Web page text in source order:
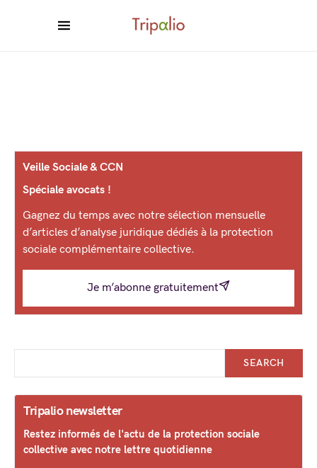
Veille Sociale & CCN
Spéciale avocats !
Gagnez du temps avec notre sélection mensuelle
d’articles d’analyse juridique dédiés à la protection
sociale complémentaire collective.
Je m’abonne gratuitement
SEARCH
Tripalio newsletter
Restez informés de l'actu de la protection sociale
collective avec notre lettre quotidienne